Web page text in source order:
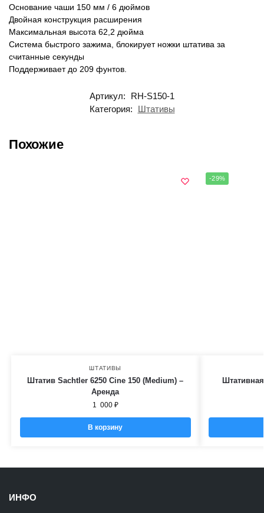
Основание чаши 150 мм / 6 дюймов
Двойная конструкция расширения
Максимальная высота 62,2 дюйма
Система быстрого зажима, блокирует ножки штатива за
считанные секунды
Поддерживает до 209 фунтов.
Артикул:
RH-S150-1
Категория:
Штативы
Похожие
ШТАТИВЫ
Штатив Sachtler 6250 Cine 150 (Medium) –
Аренда
1 000 ₽
В корзину
-29%
ИНФО